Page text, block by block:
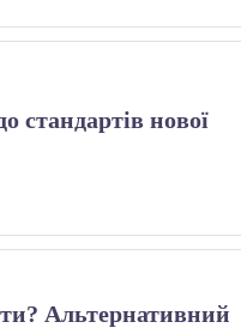
стандартів нової
Альтернативний